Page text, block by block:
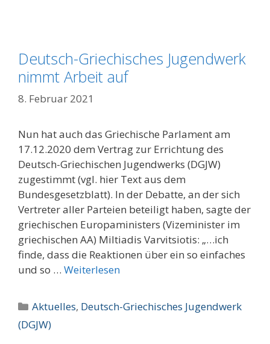
Deutsch-Griechisches Jugendwerk
nimmt Arbeit auf
8. Februar 2021
Nun hat auch das Griechische Parlament am
17.12.2020 dem Vertrag zur Errichtung des
Deutsch-Griechischen Jugendwerks (DGJW)
zugestimmt (vgl. hier Text aus dem
Bundesgesetzblatt). In der Debatte, an der sich
Vertreter aller Parteien beteiligt haben, sagte der
griechischen Europaministers (Vizeminister im
griechischen AA) Miltiadis Varvitsiotis: „…ich
finde, dass die Reaktionen über ein so einfaches
und so … Weiterlesen
Kategorien
Aktuelles, Deutsch-Griechisches Jugendwerk
(DGJW)